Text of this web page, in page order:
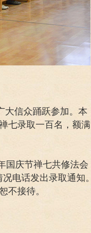
大信众踊跃参加。本
七录取一百名，额满
国庆节禅七共修法会
电话发出录取通知。
不接待。